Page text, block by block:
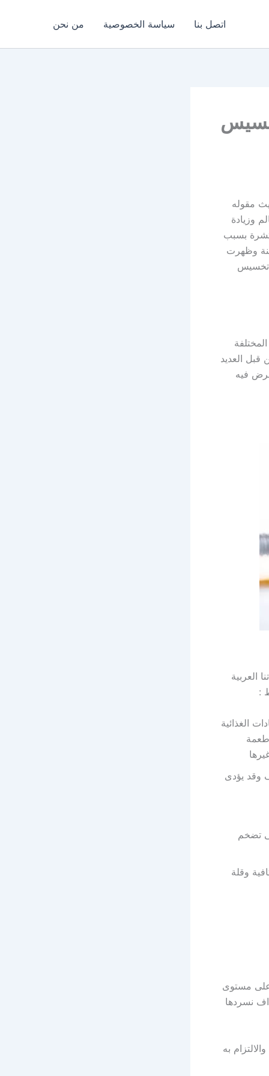
اتصل بنا سياسة الخصوصية من نحن
مقوله
وزيادة
بسبب
وظهرت
تخسيس
قبل العديد
فيه
العربية
:
الغذائية
وقد يؤدى
تضخم
وقلة
على مستوى
نسردها
به